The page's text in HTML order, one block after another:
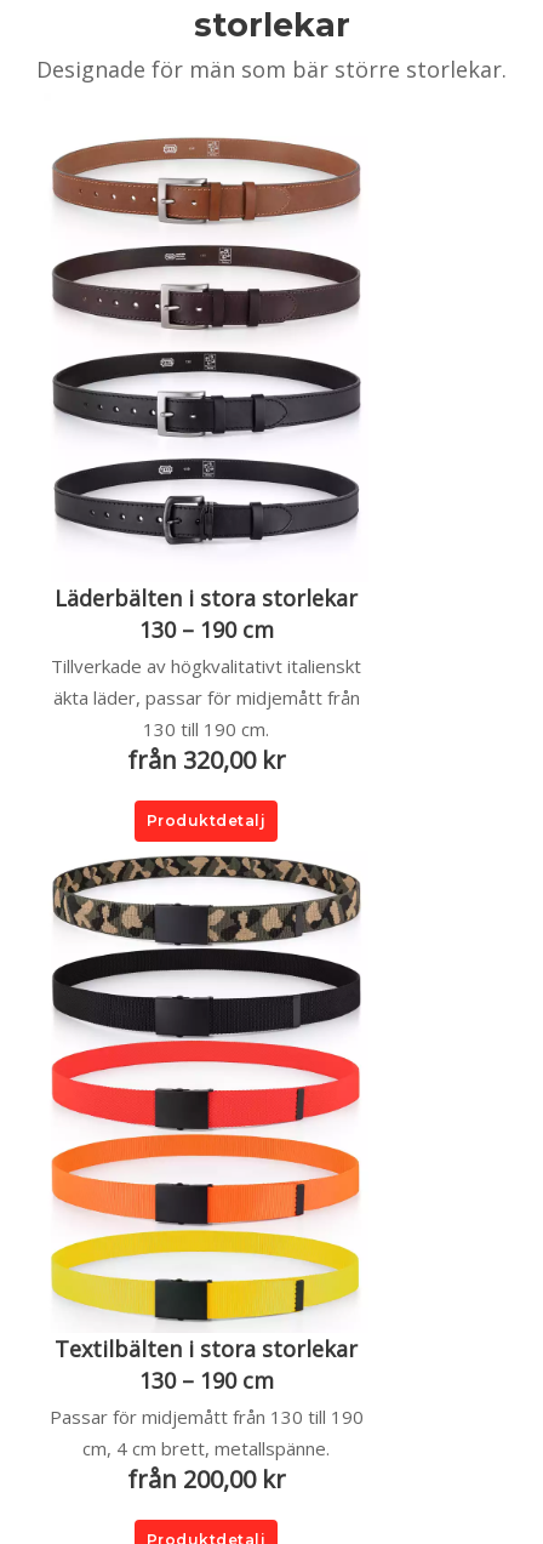
storlekar
Designade för män som bär större storlekar.
Läderbälten i stora storlekar
130 – 190 cm
Tillverkade av högkvalitativt italienskt
äkta läder, passar för midjemått från
130 till 190 cm.
från 320,00 kr
Produktdetalj
Textilbälten i stora storlekar
130 – 190 cm
Passar för midjemått från 130 till 190
cm, 4 cm brett, metallspänne.
från 200,00 kr
Produktdetalj